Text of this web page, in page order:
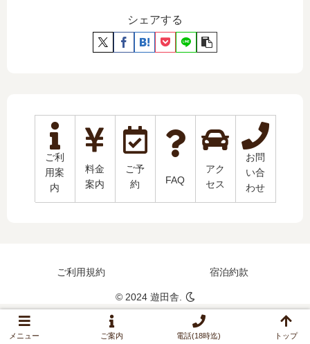
シェアする
ご利
用案
内
料金
案内
ご予
約
FAQ
アク
セス
お問
い合
わせ
ご利用規約 宿泊約款
© 2024 遊田舎.
メニュー ご案内 電話(18時迄) トップ